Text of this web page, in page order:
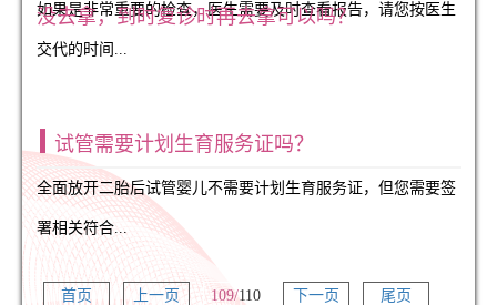
没去拿，到时复诊时再去拿可以吗？
如果是非常重要的检查，医生需要及时查看报告，请您按医生
交代的时间...
试管需要计划生育服务证吗？
全面放开二胎后试管婴儿不需要计划生育服务证，但您需要签
署相关符合...
首页 上一页 109/110 下一页 尾页